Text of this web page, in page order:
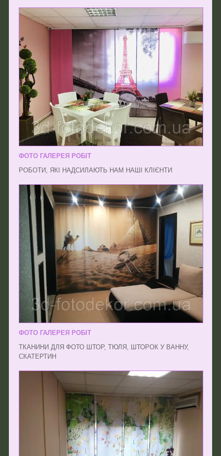
ФОТО ГАЛЕРЕЯ РОБІТ
РОБОТИ, ЯКІ НАДСИЛАЮТЬ НАМ НАШІ КЛІЄНТИ
ФОТО ГАЛЕРЕЯ РОБІТ
ТКАНИНИ ДЛЯ ФОТО ШТОР, ТЮЛЯ, ШТОРОК У ВАННУ,
СКАТЕРТИН